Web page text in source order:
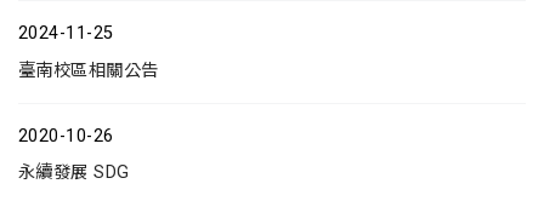
2024-11-25
臺南校區相關公告
2020-10-26
永續發展 SDG